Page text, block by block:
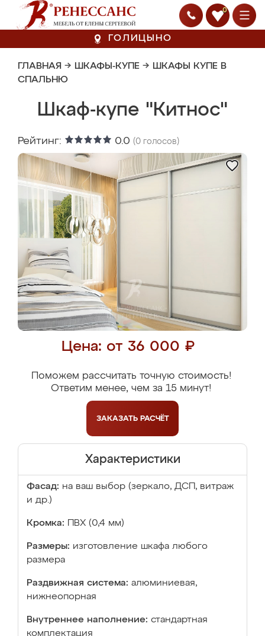
0
ГОЛИЦЫНО
ГЛАВНАЯ → ШКАФЫ-КУПЕ → ШКАФЫ КУПЕ В
СПАЛЬНЮ
Шкаф-купе "Китнос"
Рейтинг: 0.0 (0 голосов)
Цена: от 36 000 ₽
Поможем рассчитать точную стоимость!
Ответим менее, чем за 15 минут!
ЗАКАЗАТЬ РАСЧЁТ
Характеристики
Фасад: на ваш выбор (зеркало, ДСП, витраж
и др.)
Кромка: ПВХ (0,4 мм)
Размеры: изготовление шкафа любого
размера
Раздвижная система: алюминиевая,
нижнеопорная
Внутреннее наполнение: стандартная
комплектация